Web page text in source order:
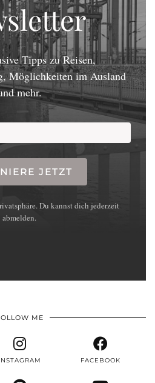
Tipps zu Reisen,
Möglichkeiten im Ausland
mehr.
JETZT
Du kannst dich jederzeit
abmelden.
ME
FACEBOOK